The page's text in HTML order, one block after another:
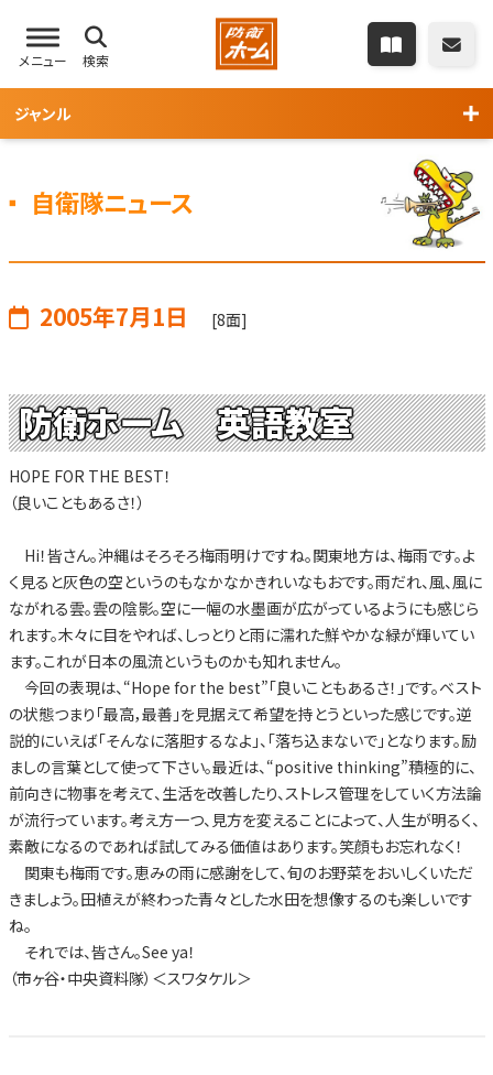
メニュー 検索
ジャンル
自衛隊ニュース
2005年7月1日 [8面]
防衛ホーム 英語教室
HOPE FOR THE BEST！
（良いこともあるさ！）
Hi！皆さん。沖縄はそろそろ梅雨明けですね。関東地方は、梅雨です。よ
く見ると灰色の空というのもなかなかきれいなもおです。雨だれ、風、風に
ながれる雲。雲の陰影。空に一幅の水墨画が広がっているようにも感じら
れます。木々に目をやれば、しっとりと雨に濡れた鮮やかな緑が輝いてい
ます。これが日本の風流というものかも知れません。
今回の表現は、“Hope for the best”「良いこともあるさ！」です。ベスト
の状態つまり「最高，最善」を見据えて希望を持とうといった感じです。逆
説的にいえば「そんなに落胆するなよ」、「落ち込まないで」となります。励
ましの言葉として使って下さい。最近は、“positive thinking”積極的に、
前向きに物事を考えて、生活を改善したり、ストレス管理をしていく方法論
が流行っています。考え方一つ、見方を変えることによって、人生が明るく、
素敵になるのであれば試してみる価値はあります。笑顔もお忘れなく！
関東も梅雨です。恵みの雨に感謝をして、旬のお野菜をおいしくいただ
きましょう。田植えが終わった青々とした水田を想像するのも楽しいです
ね。
それでは、皆さん。See ya！
（市ヶ谷・中央資料隊）＜スワタケル＞